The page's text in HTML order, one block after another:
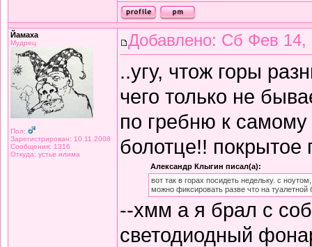
Йамаха
Мудрец
Пол:
Зарегистрирован: 10.11.2008
Сообщения: 1316
Откуда: устье илима
Добавлено: Сб Фев 14,
..угу, чтож горы
чего только не
по гребню к
болотце!!
Александр Клыгин писал(а):
вот так в горах посидеть недельку. с
можно фиксировать разве что на туалетной
--хмм а я брал с
светодиодный